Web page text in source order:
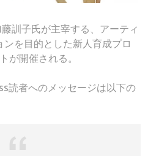
訓子氏が主宰する、アーティ
を目的とした新人育成プロ
が開催される。
読者へのメッセージは以下の